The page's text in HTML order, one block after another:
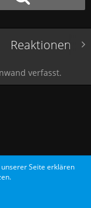
Reaktionen
verfasst.
Seite erklären